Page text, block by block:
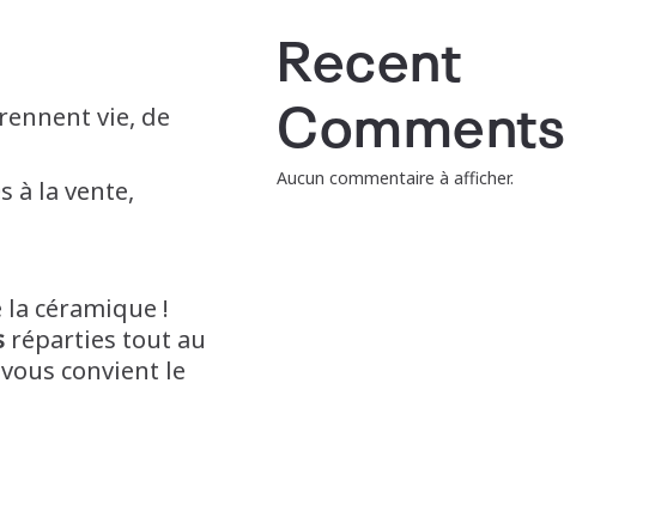
vie, de
à la vente,
céramique !
réparties tout au
convient le
Recent
Comments
Aucun commentaire à afficher.